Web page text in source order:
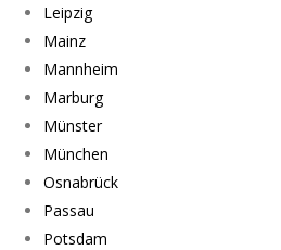
Leipzig
Mainz
Mannheim
Marburg
Münster
München
Osnabrück
Passau
Potsdam